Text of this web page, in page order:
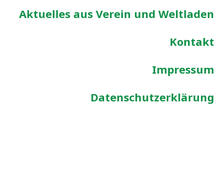
Aktuelles aus Verein und Weltladen
Kontakt
Impressum
Datenschutzerklärung